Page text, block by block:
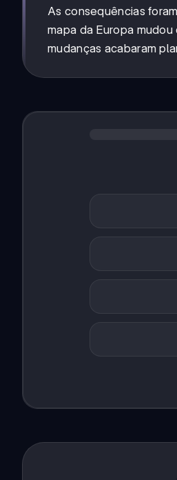
As consequências
mapa da Europa
mudanças acabaram